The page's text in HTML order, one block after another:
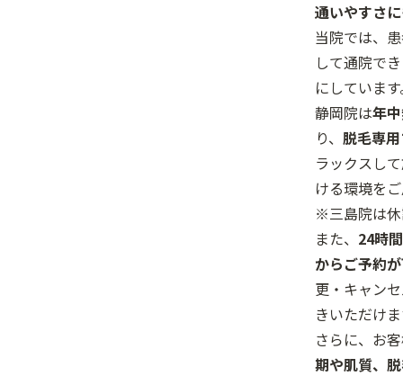
通いやすさ
当院では、
して通院で
にしていま
静岡院は年
り、 脱毛専
ラックスし
ける環境を
※三島院は
また、 24時
からご予約
更・キャン
きいただけ
さらに、お
期や肌質、